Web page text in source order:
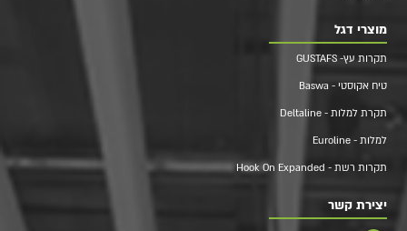
מוצרי דגל
תקרות עץ- GUSTAFS
טיח אקוסטי - Baswa
תקרת למלות - Deltaline
למלות - Euroline
תקרות רשת - Hook On Expanded
יצירת קשר